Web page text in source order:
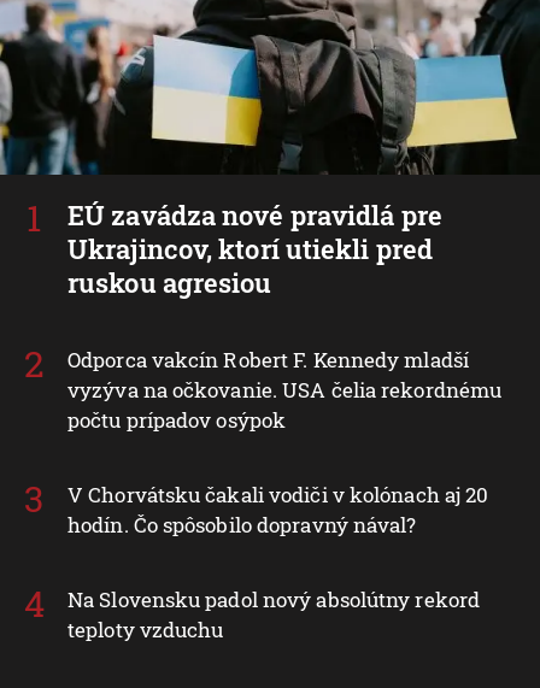
EÚ zavádza nové pravidlá pre
Ukrajincov, ktorí utiekli pred
ruskou agresiou
Odporca vakcín Robert F. Kennedy mladší
vyzýva na očkovanie. USA čelia rekordnému
počtu prípadov osýpok
V Chorvátsku čakali vodiči v kolónach aj 20
hodín. Čo spôsobilo dopravný nával?
Na Slovensku padol nový absolútny rekord
teploty vzduchu